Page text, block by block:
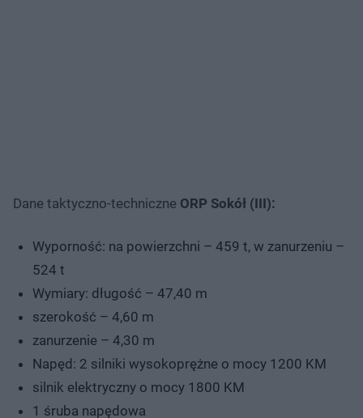
Dane taktyczno-techniczne ORP Sokół (III):
Wyporność: na powierzchni – 459 t, w zanurzeniu –
524 t
Wymiary: długość – 47,40 m
szerokość – 4,60 m
zanurzenie – 4,30 m
Napęd: 2 silniki wysokoprężne o mocy 1200 KM
silnik elektryczny o mocy 1800 KM
1 śruba napędowa